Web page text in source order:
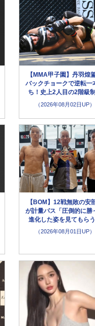
【MMA甲子園】丹羽煌
バックチョークで逆転一
ち！史上2人目の2階級
（2026年08月02日UP）
【BOM】12戦無敗の安
が計量パス「圧倒的に勝
進化した姿を見てもら
（2026年08月01日UP）